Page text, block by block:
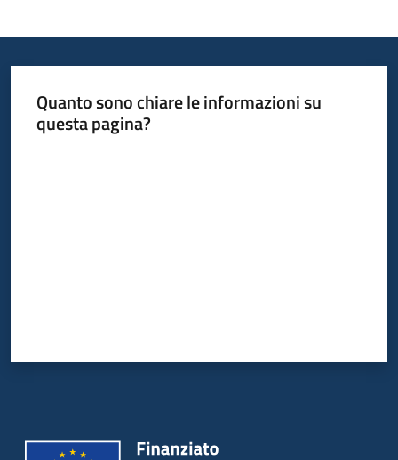
Quanto sono chiare le informazioni su
questa pagina?